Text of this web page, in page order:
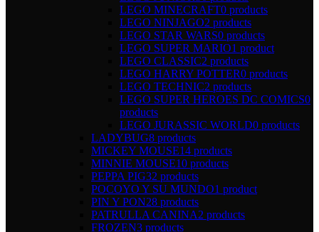
LEGO MINECRAFT0 products
LEGO NINJAGO2 products
LEGO STAR WARS0 products
LEGO SUPER MARIO1 product
LEGO CLASSIC2 products
LEGO HARRY POTTER0 products
LEGO TECHNIC2 products
LEGO SUPER HEROES DC COMICS0
products
LEGO JURASSIC WORLD0 products
LADYBUG8 products
MICKEY MOUSE14 products
MINNIE MOUSE10 products
PEPPA PIG32 products
POCOYO Y SU MUNDO1 product
PIN Y PON28 products
PATRULLA CANINA2 products
FROZEN3 products